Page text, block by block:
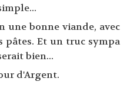
une bonne viande, avec
pâtes. Et un truc sympa
bien...
d'Argent.